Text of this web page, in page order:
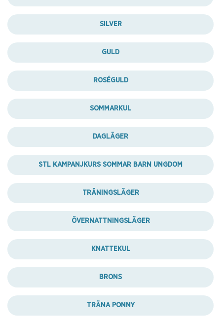
SILVER
GULD
ROSÉGULD
SOMMARKUL
DAGLÄGER
STL KAMPANJKURS SOMMAR BARN UNGDOM
TRÄNINGSLÄGER
ÖVERNATTNINGSLÄGER
KNATTEKUL
BRONS
TRÄNA PONNY